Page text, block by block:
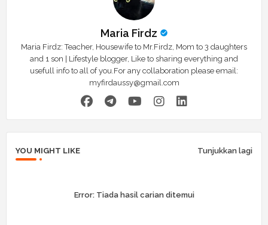
Maria Firdz
Maria Firdz: Teacher, Housewife to Mr.Firdz, Mom to 3 daughters
and 1 son | Lifestyle blogger, Like to sharing everything and
usefull info to all of you.For any collaboration please email:
myfirdaussy@gmail.com
YOU MIGHT LIKE Tunjukkan lagi
Error:Tiada hasil carian ditemui